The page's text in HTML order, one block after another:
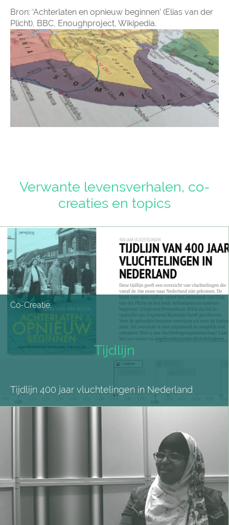
Bron: ‘Achterlaten en opnieuw beginnen’ (Elias van der
Plicht), BBC, Enoughproject, Wikipedia.
Verwante levensverhalen, co-
creaties en topics
Co-Creatie:
Tijdlijn
Tijdlijn 400 jaar vluchtelingen in Nederland